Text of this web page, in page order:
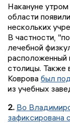
Накануне
области
нескольких
В частности,
лечебной
расположенный
столицы. Также
Коврова был
из учебных
2. Во
зафиксирована